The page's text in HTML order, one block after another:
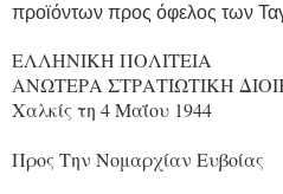
προϊόντων προς όφελος των
ΕΛΛΗΝΙΚΗ ΠΟΛΙΤΕΙΑ
ΑΝΩΤΕΡΑ ΣΤΡΑΤΙΩΤΙΚΗ
Χαλκίς τη 4 Μαΐου 1944
Προς Την Νομαρχίαν Ευβοίας